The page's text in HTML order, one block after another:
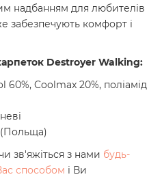
надбанням для любителів
забезпечують комфорт і
Destroyer Walking:
60%, Coolmax 20%, поліамід
зв'яжіться з нами будь-
способом і Ви